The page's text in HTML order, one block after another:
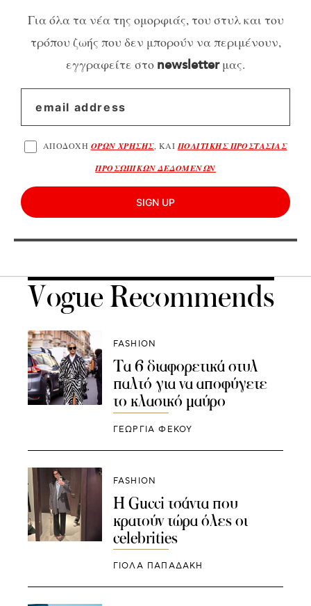
Για όλα τα νέα της ομορφιάς, του στυλ και του
τρόπου ζωής που δεν μπορούν να περιμένουν,
εγγραφείτε στο newsletterμας.
ΑΠΟΔΟΧΗ ΟΡΩΝ ΧΡΗΣΗΣ, ΚΑΙ ΠΟΛΙΤΙΚΗΣ ΠΡΟΣΤΑΣΙΑΣ
ΠΡΟΣΩΠΙΚΩΝ ΔΕΔΟΜΕΝΩΝ
SIGN UP
Vogue Recommends
FASHION
Τα 6 διαφορετικά στυλ
παλτό για να αποφύγετε
το κλασικό μαύρο
ΓΕΩΡΓΙΑ ΦΕΚΟΥ
FASHION
Η Gucci τσάντα που
κρατούν τώρα όλες οι
celebrities
ΓΙΌΛΑ ΠΑΠΑΔΆΚΗ